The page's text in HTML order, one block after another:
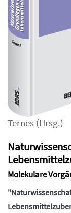
Ternes (Hrsg.)
Molekulare